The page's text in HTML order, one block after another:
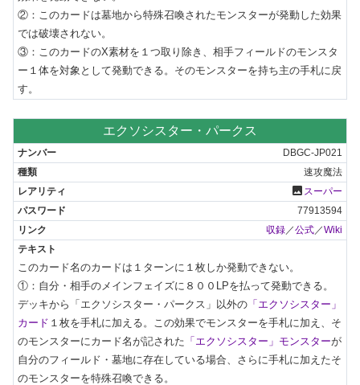
②：このカードは墓地から特殊召喚されたモンスターが発動した効果
では破壊されない。
③：このカードのX素材を１つ取り除き、相手フィールドのモンスタ
ー１体を対象として発動できる。そのモンスターを持ち主の手札に戻
す。
エクソシスター・パークス
DBGC-JP021
速攻魔法
photo スーパー
77913594
収録 ／公式 ／Wiki
このカード名のカードは１ターンに１枚しか発動できない。
①：自分・相手のメインフェイズに８００LPを払って発動できる。
デッキから「エクソシスター・パークス」以外の 「エクソシスター」
カード １枚を手札に加える。この効果でモンスターを手札に加え、そ
のモンスターにカード名が記された 「エクソシスター」モンスターが
自分のフィールド・墓地に存在している場合、さらに手札に加えたそ
のモンスターを特殊召喚できる。